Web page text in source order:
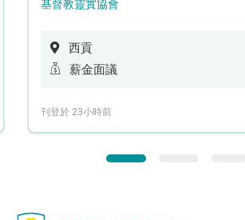
基督教靈實協會
西貢
薪金面議
刊登於 23小時前